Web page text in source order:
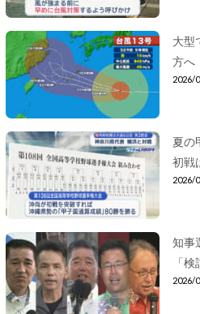
大型
方へ
2026/
夏の
初戦
2026/
知事
「検
2026/